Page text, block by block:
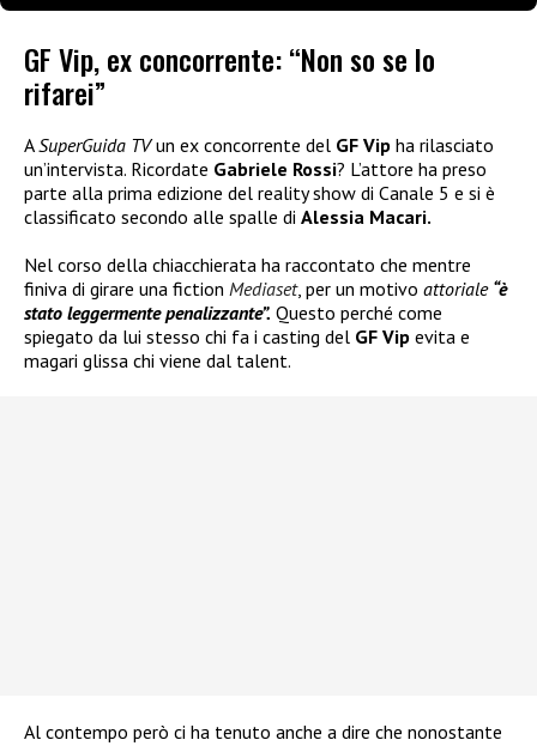
GF Vip, ex concorrente: “Non so se lo
rifarei”
ASuperGuida TVun ex concorrente del GF Vip ha rilasciato
un’intervista. Ricordate Gabriele Rossi? L’attore ha preso
parte alla prima edizione del reality show di Canale 5 e si è
classificato secondo alle spalle di Alessia Macari.
Nel corso della chiacchierata ha raccontato che mentre
finiva di girare una fiction Mediaset, per un motivo attoriale “è
stato leggermente penalizzante”. Questo perché come
spiegato da lui stesso chi fa i casting del GF Vip evita e
magari glissa chi viene dal talent.
Al contempo però ci ha tenuto anche a dire che nonostante